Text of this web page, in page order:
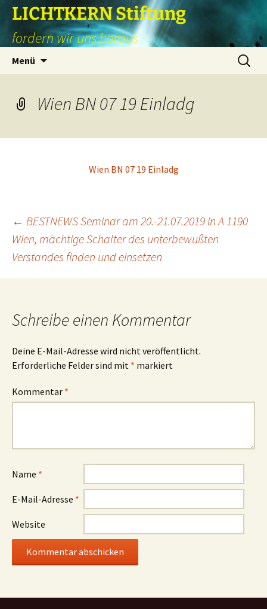
Zum
Inhalt
springen
LICHTKERN Stiftung
fordern wir uns heraus
Menü
Suchen
nach:
Wien BN 07 19 Einladg
Wien BN 07 19 Einladg
Beitragsnavigation
← BESTNEWS Seminar am 20.-21.07.2019 in A 1190
Wien, mächtige Schalter des unterbewußten
Verstandes finden und einsetzen
Schreibe einen Kommentar
Deine E-Mail-Adresse wird nicht veröffentlicht.
Erforderliche Felder sind mit * markiert
Kommentar *
Name *
E-Mail-Adresse *
Website